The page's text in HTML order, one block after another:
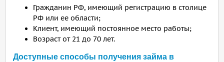
Гражданин РФ, имеющий регистрацию в столице
РФ или ее области;
Клиент, имеющий постоянное место работы;
Возраст от 21 до 70 лет.
Доступные способы получения займа в